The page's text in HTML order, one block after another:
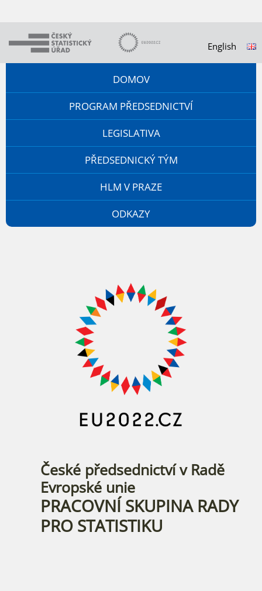
English
DOMOV
PROGRAM PŘEDSEDNICTVÍ
LEGISLATIVA
PŘEDSEDNICKÝ TÝM
HLM V PRAZE
ODKAZY
České předsednictví v Radě
Evropské unie
PRACOVNÍ SKUPINA RADY
PRO STATISTIKU